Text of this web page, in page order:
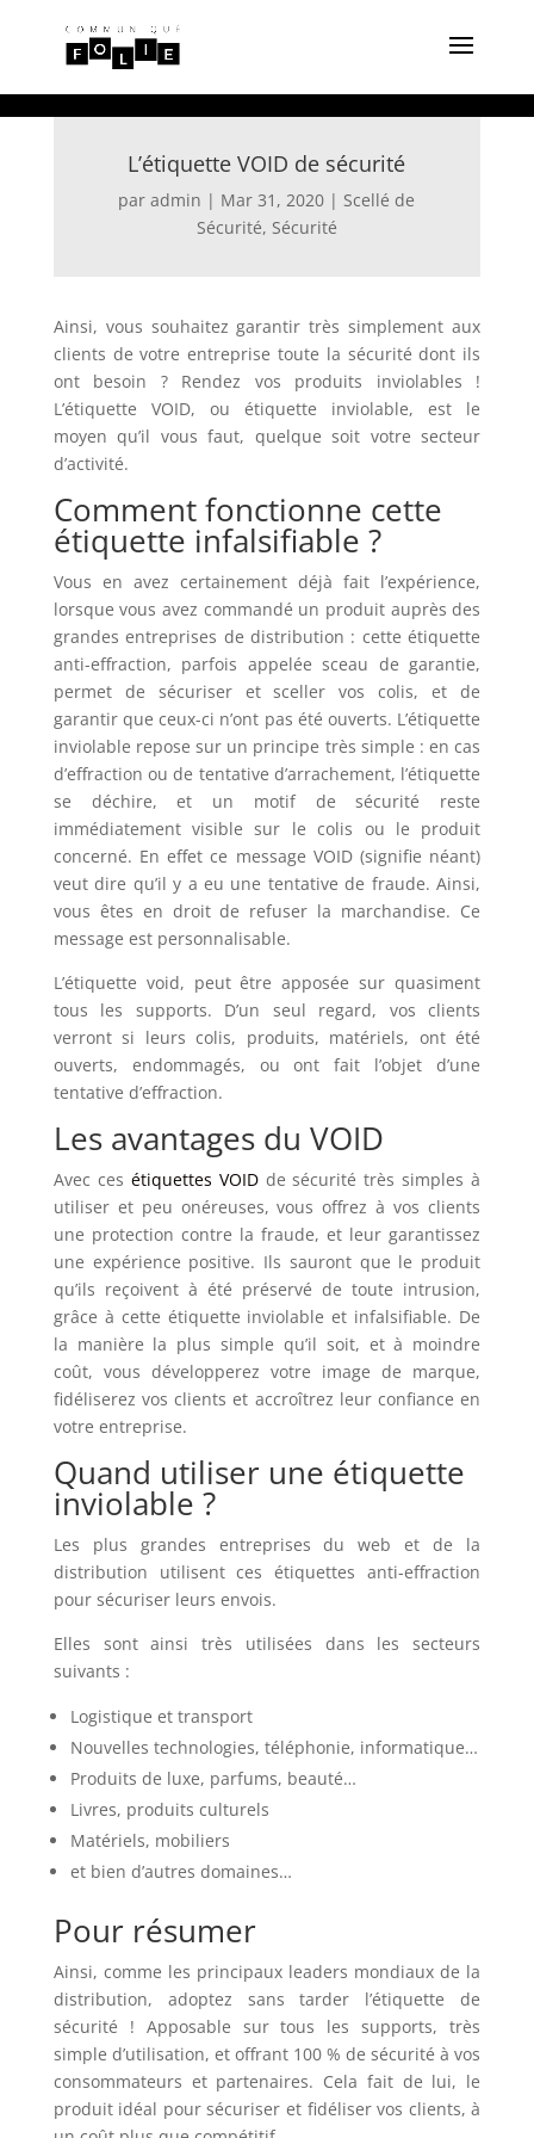
L’étiquette VOID de sécurité
paradmin | Mar 31, 2020 | Scellé de
Sécurité, Sécurité
Ainsi, vous souhaitez garantir très simplement aux
clients de votre entreprise toute la sécurité dont ils
ont besoin ? Rendez vos produits inviolables !
L’étiquette VOID, ou étiquette inviolable, est le
moyen qu’il vous faut, quelque soit votre secteur
d’activité.
Comment fonctionne cette
étiquette infalsifiable ?
Vous en avez certainement déjà fait l’expérience,
lorsque vous avez commandé un produit auprès des
grandes entreprises de distribution : cette étiquette
anti-effraction, parfois appelée sceau de garantie,
permet de sécuriser et sceller vos colis, et de
garantir que ceux-ci n’ont pas été ouverts. L’étiquette
inviolable repose sur un principe très simple : en cas
d’effraction ou de tentative d’arrachement, l’étiquette
se déchire, et un motif de sécurité reste
immédiatement visible sur le colis ou le produit
concerné. En effet ce message VOID (signifie néant)
veut dire qu’il y a eu une tentative de fraude. Ainsi,
vous êtes en droit de refuser la marchandise. Ce
message est personnalisable.
L’étiquette void, peut être apposée sur quasiment
tous les supports. D’un seul regard, vos clients
verront si leurs colis, produits, matériels, ont été
ouverts, endommagés, ou ont fait l’objet d’une
tentative d’effraction.
Les avantages du VOID
Avec ces étiquettes VOIDde sécurité très simples à
utiliser et peu onéreuses, vous offrez à vos clients
une protection contre la fraude, et leur garantissez
une expérience positive. Ils sauront que le produit
qu’ils reçoivent à été préservé de toute intrusion,
grâce à cette étiquette inviolable et infalsifiable. De
la manière la plus simple qu’il soit, et à moindre
coût, vous développerez votre image de marque,
fidéliserez vos clients et accroîtrez leur confiance en
votre entreprise.
Quand utiliser une étiquette
inviolable ?
Les plus grandes entreprises du web et de la
distribution utilisent ces étiquettes anti-effraction
pour sécuriser leurs envois.
Elles sont ainsi très utilisées dans les secteurs
suivants :
Logistique et transport
Nouvelles technologies, téléphonie, informatique…
Produits de luxe, parfums, beauté…
Livres, produits culturels
Matériels, mobiliers
et bien d’autres domaines…
Pour résumer
Ainsi, comme les principaux leaders mondiaux de la
distribution, adoptez sans tarder l’étiquette de
sécurité ! Apposable sur tous les supports, très
simple d’utilisation, et offrant 100 % de sécurité à vos
consommateurs et partenaires. Cela fait de lui, le
produit idéal pour sécuriser et fidéliser vos clients, à